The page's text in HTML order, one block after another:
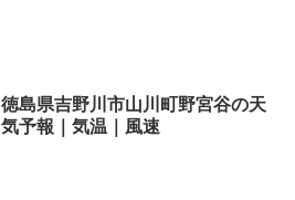
徳島県吉野川市山川町野宮谷の天
気予報｜気温｜風速